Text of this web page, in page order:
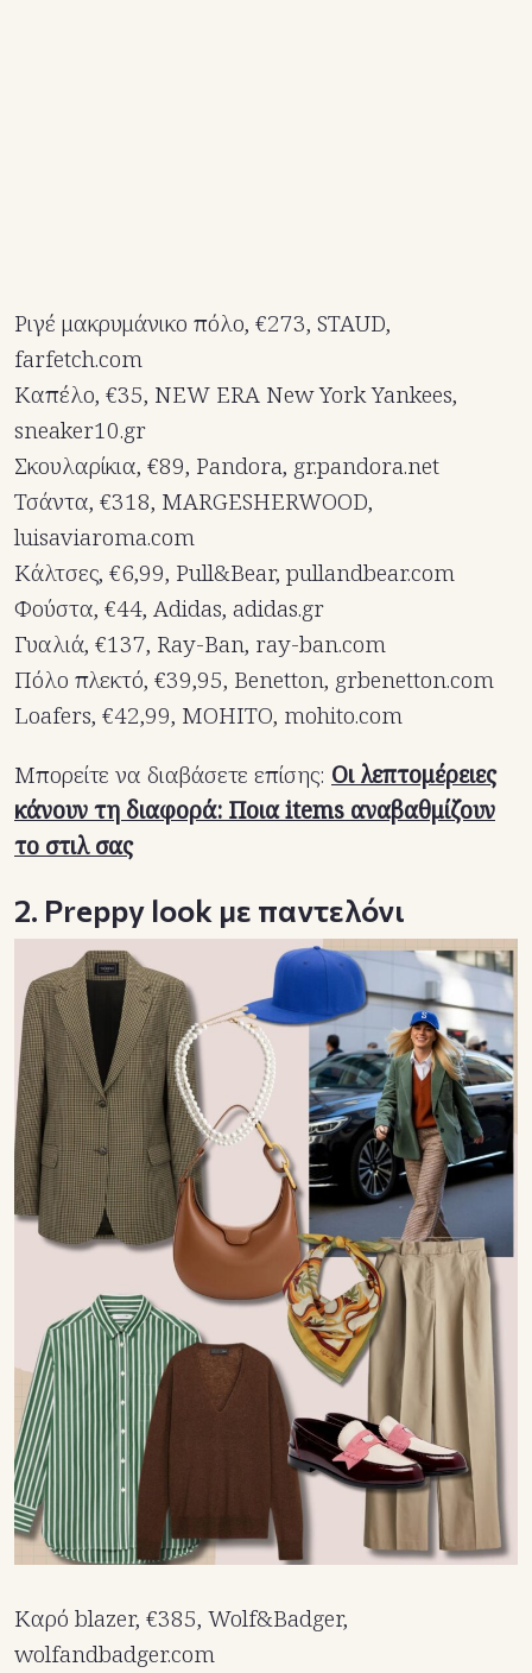
Ριγέ μακρυμάνικο πόλο, €273, STAUD,
farfetch.com
Καπέλο, €35, NEW ERA New York Yankees,
sneaker10.gr
Σκουλαρίκια, €89, Pandora, gr.pandora.net
Τσάντα, €318, MARGESHERWOOD,
luisaviaroma.com
Κάλτσες, €6,99, Pull&Bear, pullandbear.com
Φούστα, €44, Adidas, adidas.gr
Γυαλιά, €137, Ray-Ban, ray-ban.com
Πόλο πλεκτό, €39,95, Benetton, grbenetton.com
Loafers, €42,99, MOHITO, mohito.com
Μπορείτε να διαβάσετε επίσης: Οι λεπτομέρειες
κάνουν τη διαφορά: Ποια items αναβαθμίζουν
το στιλ σας
2. Preppy look με παντελόνι
Καρό blazer, €385, Wolf&Badger,
wolfandbadger.com